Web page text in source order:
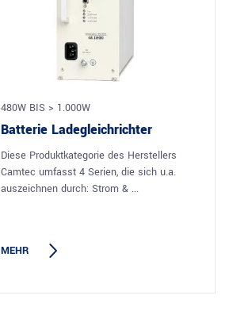
480W BIS > 1.000W
Batterie Ladegleichrichter
Diese Produktkategorie des Herstellers
Camtec umfasst 4 Serien, die sich u.a.
auszeichnen durch: Strom & ...
MEHR